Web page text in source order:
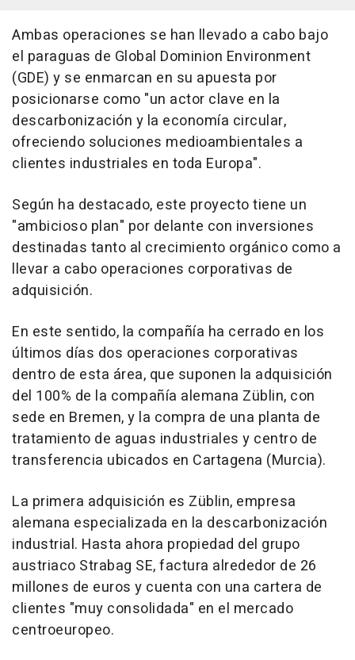
Ambas operaciones se han llevado a cabo bajo
el paraguas de Global Dominion Environment
(GDE) y se enmarcan en su apuesta por
posicionarse como "un actor clave en la
descarbonización y la economía circular,
ofreciendo soluciones medioambientales a
clientes industriales en toda Europa".
Según ha destacado, este proyecto tiene un
"ambicioso plan" por delante con inversiones
destinadas tanto al crecimiento orgánico como a
llevar a cabo operaciones corporativas de
adquisición.
En este sentido, la compañía ha cerrado en los
últimos días dos operaciones corporativas
dentro de esta área, que suponen la adquisición
del 100% de la compañía alemana Züblin, con
sede en Bremen, y la compra de una planta de
tratamiento de aguas industriales y centro de
transferencia ubicados en Cartagena (Murcia).
La primera adquisición es Züblin, empresa
alemana especializada en la descarbonización
industrial. Hasta ahora propiedad del grupo
austriaco Strabag SE, factura alrededor de 26
millones de euros y cuenta con una cartera de
clientes "muy consolidada" en el mercado
centroeuropeo.